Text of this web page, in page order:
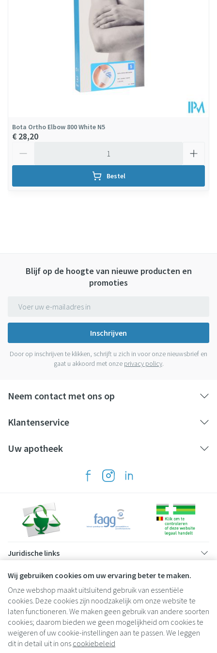
Wij gebruiken cookies om uw ervaring beter te maken.
Onze webshop maakt uitsluitend gebruik van essentiële
cookies. Deze cookies zijn noodzakelijk om onze website te
laten functioneren. We maken geen gebruik van andere soorten
cookies; daarom bieden we geen mogelijkheid om cookies te
weigeren of uw cookie-instellingen aan te passen. We leggen
dit in detail uit in ons cookiebeleid
Kamertemperatuur (15°C - 25°C)
Bota Ortho Elbow 800 White N5
€ 28,20
Bestel
Blijf op de hoogte van nieuwe producten en
promoties
Inschrijven
Door op inschrijven te klikken, schrijft u zich in voor onze nieuwsbrief en
gaat u akkoord met onze privacy policy.
Neem contact met ons op
Klantenservice
Uw apotheek
Juridische links